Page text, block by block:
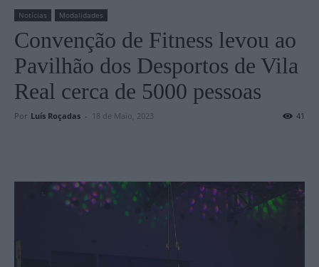
Notícias Modalidades
Convenção de Fitness levou ao
Pavilhão dos Desportos de Vila
Real cerca de 5000 pessoas
Por Luís Roçadas - 18 de Maio, 2023 41